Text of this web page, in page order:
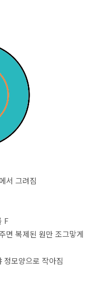
서 그려짐
F
면 복제된 원만 조그맣게
정모양으로 작아짐